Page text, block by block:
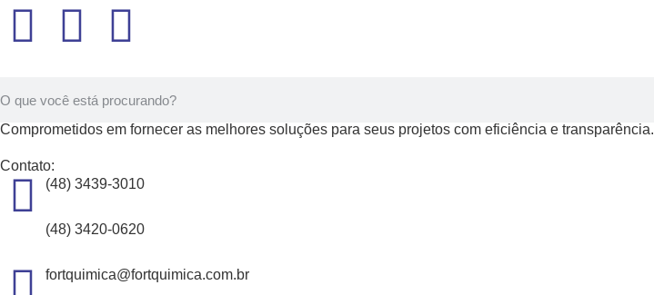
Comprometidos em fornecer as melhores soluções para seus projetos com eficiência e transparência.
Contato:
(48) 3439-3010
(48) 3420-0620
fortquimica@fortquimica.com.br